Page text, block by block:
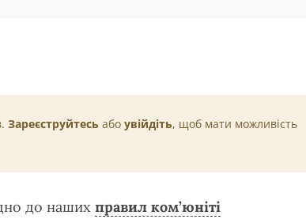
Зареєструйтесь або увійдіть, щоб мати можливість
до наших правил ком’юніті